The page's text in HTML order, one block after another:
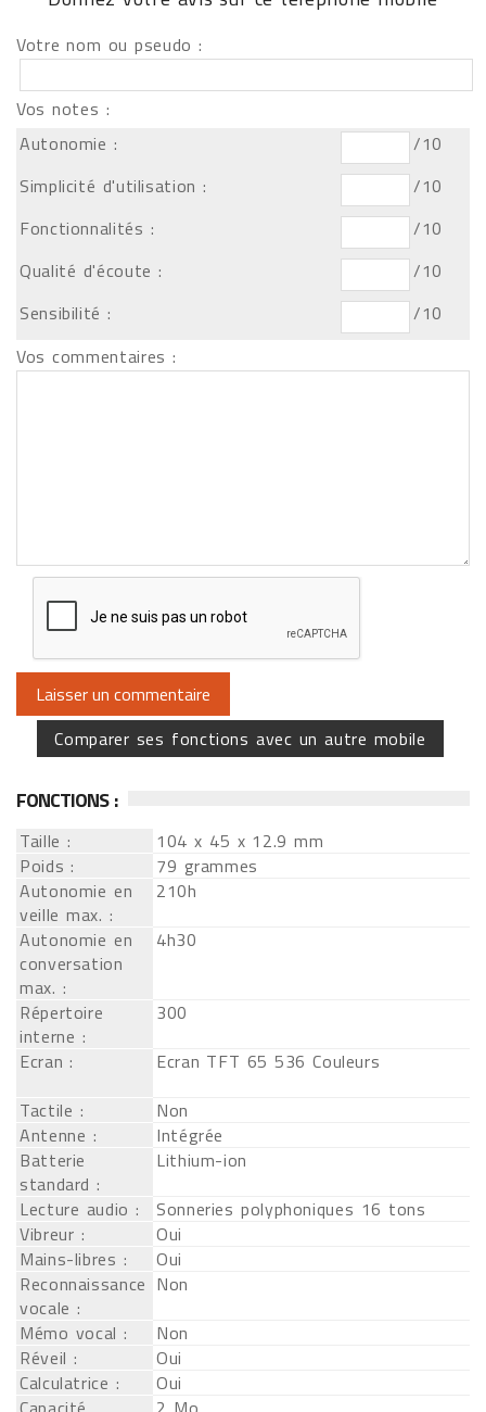
Votre nom ou pseudo :
Vos notes :
Autonomie :
/10
Simplicité d'utilisation :
/10
Fonctionnalités :
/10
Qualité d'écoute :
/10
Sensibilité :
/10
Vos commentaires :
Comparer ses fonctions avec un autre mobile
FONCTIONS :
Taille :
104 x 45 x 12.9 mm
Poids :
79 grammes
Autonomie en
veille max. :
210h
Autonomie en
conversation
max. :
4h30
Répertoire
interne :
300
Ecran :
Ecran TFT 65 536 Couleurs
Tactile :
Non
Antenne :
Intégrée
Batterie
standard :
Lithium-ion
Lecture audio :
Sonneries polyphoniques 16 tons
Vibreur :
Oui
Mains-libres :
Oui
Reconnaissance
vocale :
Non
Mémo vocal :
Non
Réveil :
Oui
Calculatrice :
Oui